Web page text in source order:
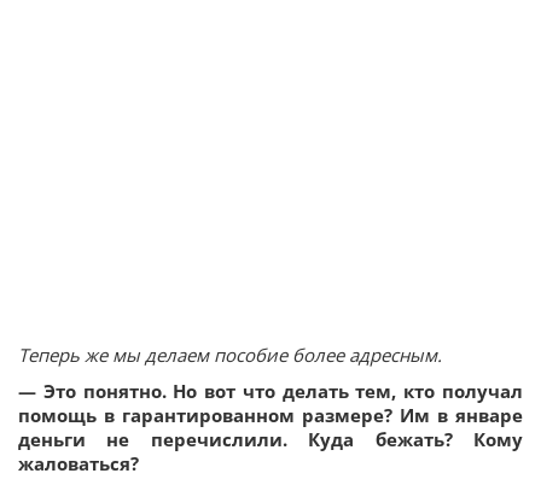
Теперь же мы делаем пособие более адресным.
— Это понятно. Но вот что делать тем, кто получал
помощь в гарантированном размере? Им в январе
деньги не перечислили. Куда бежать? Кому
жаловаться?